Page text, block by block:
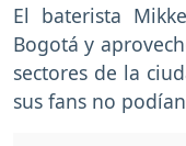
El baterista
Bogotá y
sectores de la
sus fans no